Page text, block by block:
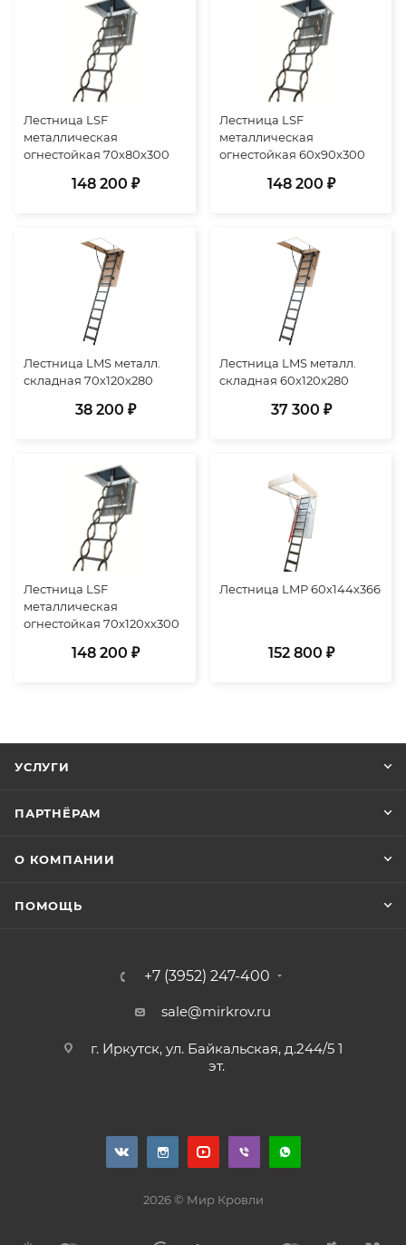
Лестница LSF
металлическая
огнестойкая 70х80х300
148 200 ₽
Лестница LSF
металлическая
огнестойкая 60х90х300
148 200 ₽
Лестница LMS металл.
складная 70х120х280
38 200 ₽
Лестница LMS металл.
складная 60х120х280
37 300 ₽
Лестница LSF
металлическая
огнестойкая 70х120хх300
148 200 ₽
Лестница LMР 60х144х366
152 800 ₽
УСЛУГИ
ПАРТНЁРАМ
О КОМПАНИИ
ПОМОЩЬ
+7 (3952) 247-400
sale@mirkrov.ru
г. Иркутск, ул. Байкальская, д.244/5 1
эт.
2026 © Мир Кровли